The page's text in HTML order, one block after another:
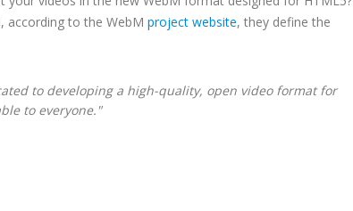
according to the WebM project website, they define the
to developing a high-quality, open video format for
to everyone."